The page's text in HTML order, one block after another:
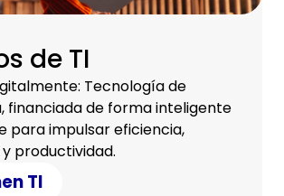
de TI
Tecnología de
financiada de forma inteligente
para impulsar eficiencia,
productividad.
TI